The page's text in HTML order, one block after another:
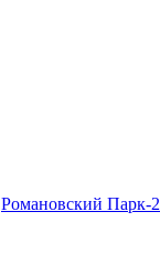
Романовский Парк-2